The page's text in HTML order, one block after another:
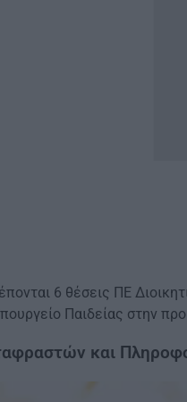
6 θέσεις ΠΕ
Παιδείας στην
και